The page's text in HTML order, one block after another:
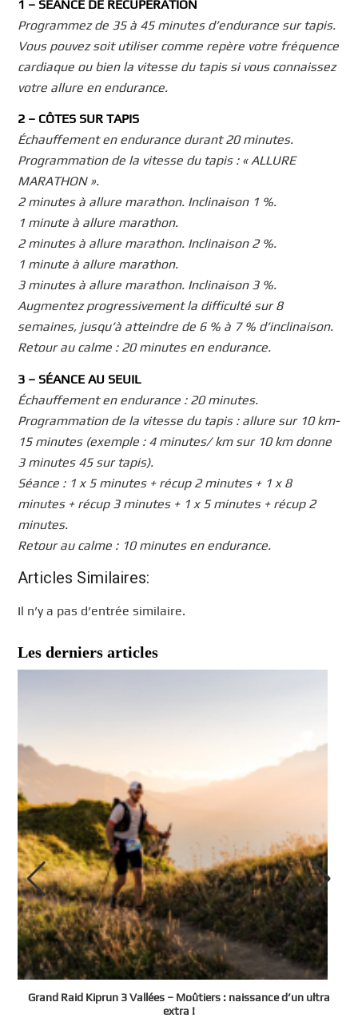
1 – SÉANCE DE RÉCUPÉRATION
Programmez de 35 à 45 minutes d’endurance sur tapis.
Vous pouvez soit utiliser comme repère votre fréquence
cardiaque ou bien la vitesse du tapis si vous connaissez
votre allure en endurance.
2 – CÔTES SUR TAPIS
Échauffement en endurance durant 20 minutes.
Programmation de la vitesse du tapis : « ALLURE
MARATHON ».
2 minutes à allure marathon. Inclinaison 1 %.
1 minute à allure marathon.
2 minutes à allure marathon. Inclinaison 2 %.
1 minute à allure marathon.
3 minutes à allure marathon. Inclinaison 3 %.
Augmentez progressivement la difficulté sur 8
semaines, jusqu’à atteindre de 6 % à 7 % d’inclinaison.
Retour au calme : 20 minutes en endurance.
3 – SÉANCE AU SEUIL
Échauffement en endurance : 20 minutes.
Programmation de la vitesse du tapis : allure sur 10 km-
15 minutes (exemple : 4 minutes/ km sur 10 km donne
3 minutes 45 sur tapis).
Séance : 1 x 5 minutes + récup 2 minutes + 1 x 8
minutes + récup 3 minutes + 1 x 5 minutes + récup 2
minutes.
Retour au calme : 10 minutes en endurance.
Articles Similaires:
Il n’y a pas d’entrée similaire.
Les derniers articles
Grand Raid Kiprun 3 Vallées – Moûtiers : naissance d’un ultra
extra !